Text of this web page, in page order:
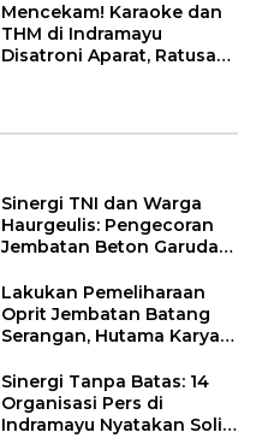
Mencekam! Karaoke dan
THM di Indramayu
Disatroni Aparat, Ratusan
Sinergi TNI dan Warga
Haurgeulis: Pengecoran
Jembatan Beton Garuda
Lakukan Pemeliharaan
Oprit Jembatan Batang
Serangan, Hutama Karya
55 Tol Binjai–Langsa
Sinergi Tanpa Batas: 14
Organisasi Pers di
Indramayu Nyatakan Solid